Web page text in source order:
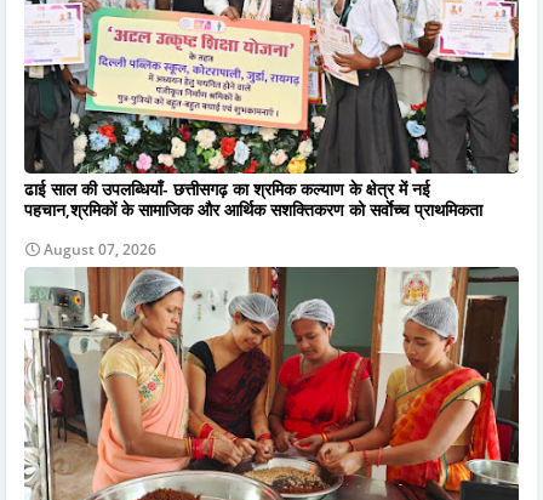
ढाई साल की उपलब्धियाँ- छत्तीसगढ़ का श्रमिक कल्याण के क्षेत्र में नई
पहचान,श्रमिकों के सामाजिक और आर्थिक सशक्तिकरण को सर्वाेच्च प्राथमिकता
August 07, 2026